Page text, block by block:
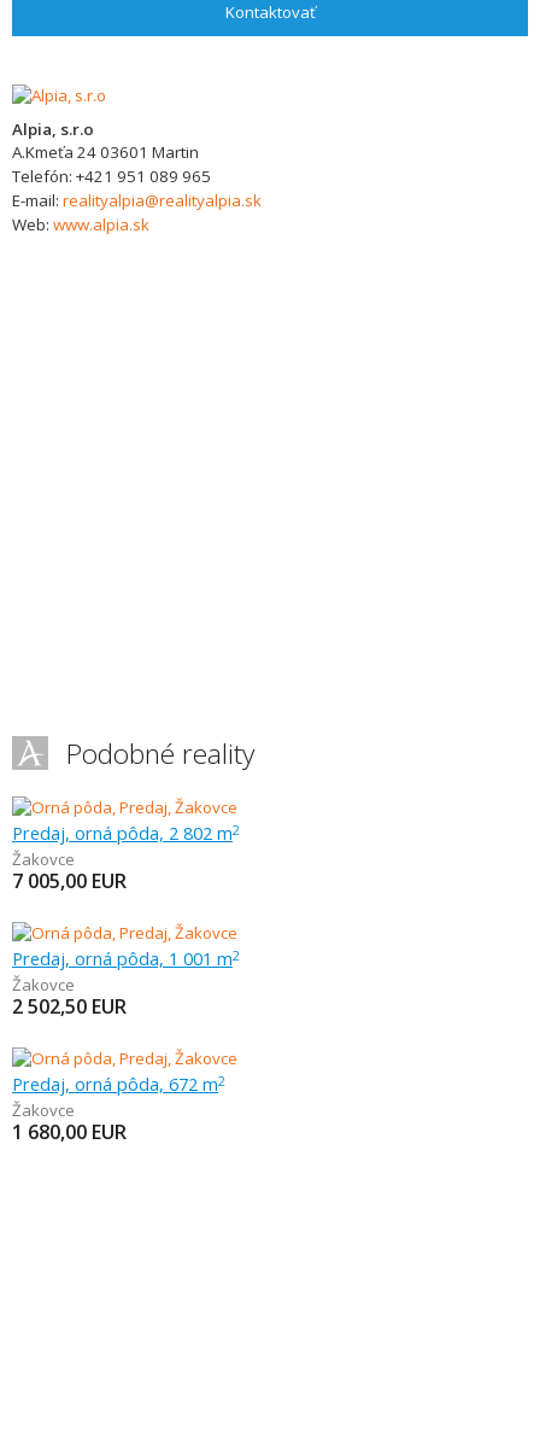
Kontaktovať
Alpia, s.r.o
A.Kmeťa 2403601 Martin
Telefón: +421 951 089 965
E-mail: realityalpia@realityalpia.sk
Web: www.alpia.sk
Podobné reality
Predaj, orná pôda, 2 802 m2
Žakovce
7 005,00 EUR
Predaj, orná pôda, 1 001 m2
Žakovce
2 502,50 EUR
Predaj, orná pôda, 672 m2
Žakovce
1 680,00 EUR